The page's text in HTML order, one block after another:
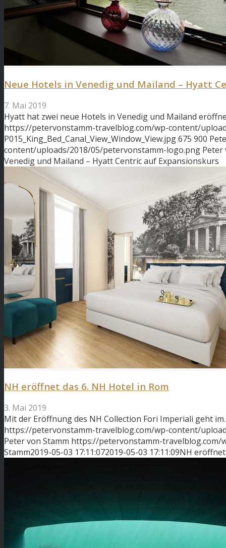
Neue Hotels in Venedig und Mailand – Hyatt
7. Mai 2019
Hyatt hat zwei neue Hotels in Venedig und Mailand
https://petervonstamm-travelblog.com/wp-content/
P015_King_Bed_Canal_View_Window_View.jpg675 900
content/uploads/2018/05/petervonstamm-logo.png Peter
Venedig und Mailand – Hyatt Centric auf Expansionskurs
NH eröffnet das 6. NH Hotel in Rom
3. Mai 2019
Mit der Eröffnung des NH Collection Fori Imperiali geht
https://petervonstamm-travelblog.com/wp-content/
Peter von Stamm https://petervonstamm-
Stamm2019-05-03 17:11:072019-05-03 17:11:09NH